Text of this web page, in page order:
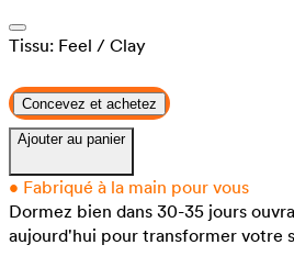
Tissu: Feel / Clay
Concevez et achetez
Ajouter au panier
• Fabriqué à la main pour vous
Dormez bien dans 30-35 jours
aujourd'hui pour transformer votre